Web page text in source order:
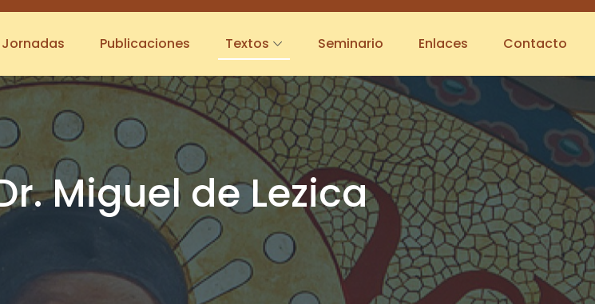
Jornadas Publicaciones Textos Seminario Enlaces Contacto
Miguel de Lezica